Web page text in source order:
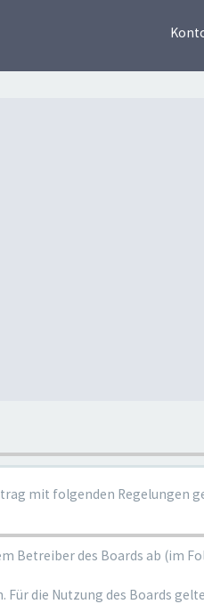
mit folgenden Regelungen
Betreiber des Boards ab (im
die Nutzung des Boards